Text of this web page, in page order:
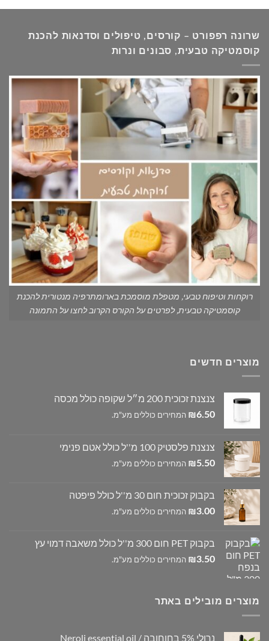
שרונה רפפורט – קורסים, טיפולים וסדנאות להכנת
קוסמטיקה טבעית, סבונים ונרות
רוקחות וטיפוח טבעי, מטפלת מוסמכת בארומתרפיה מנטורית להכנת
קוסמטיקה טבעית, לפרטים על הקורס הקרוב לחצו על התמונה
מוצרים חדשים
צנצנת זכוכית 200 מ״ל שקופה כולל מכסה
₪6.50 המחירים כוללים מע"מ.
צנצנת פלסטיק 100 מ''ל כולל אטם פנימי
₪5.50 המחירים כוללים מע"מ.
בקבוק זכוכית חום 30 מ''ל כולל פיפטה
₪3.00 המחירים כוללים מע"מ.
בקבוק PET חום 300 מ''ל כולל משאבה דמוי עץ
₪3.50 המחירים כוללים מע"מ.
מוצרים מובילים באתר
נרולי 5% בחוחובה / Neroli essential oil